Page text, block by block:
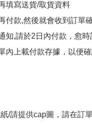
填寫送貨/取貨資料
付款,然後就會收到訂單
知,請於2日內付款，愈時
內上載付款存據，以便
/請提供cap圖，請在訂